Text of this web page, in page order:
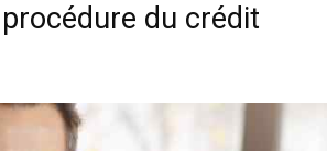
du crédit